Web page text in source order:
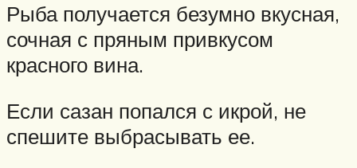
Рыба получается безумно вкусная,
сочная с пряным привкусом
красного вина.
Если сазан попался с икрой, не
спешите выбрасывать ее.